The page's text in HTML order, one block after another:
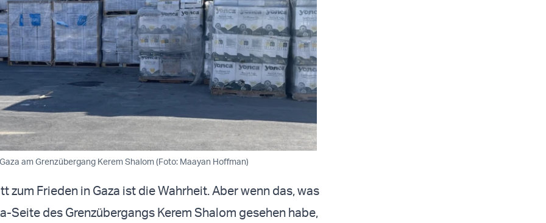
am Grenzübergang Kerem Shalom (Foto: Maayan Hoffman)
zum Frieden in Gaza ist die Wahrheit. Aber wenn das, was
Seite des Grenzübergangs Kerem Shalom gesehen habe,